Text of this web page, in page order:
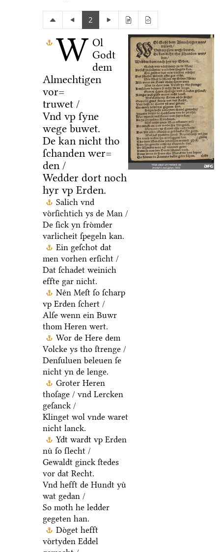
2
W Ol
Godt
dem
Almechtigen
vor=
truwet /
Vnd vp ſyne
wege buwet.
De kan nicht tho
ſchanden wer=
den /
Wedder dort noch
hyr vp Erden.
Salich vnd
voͤrſichtich ys de Man /
De ſick yn froͤmder
varlicheit ſpegeln kan.
Ein geſchot dat
men vorhen erſicht /
Dat ſchadet weinich
effte gar nicht.
Neͤn Meſt ſo ſcharp
vp Erden ſchert /
Alſe wenn ein Buwr
thom Heren wert.
Wor de Here dem
Volcke ys tho ſtrenge /
Denſuluen beleuen ſe
nicht yn de lenge.
Groter Heren
thoſage / vnd Lercken
geſanck /
Klinget wol vnde waret
nicht lanck.
Ydt wardt vp Erden
nuͤ ſo ſlecht /
Gewaldt ginck ſtedes
vor dat Recht.
Vnd hefft de Hundt yuͤ
wat gedan /
So moth he ledder
gegeten han.
Doͤget hefft
voͤrtyden Eddel